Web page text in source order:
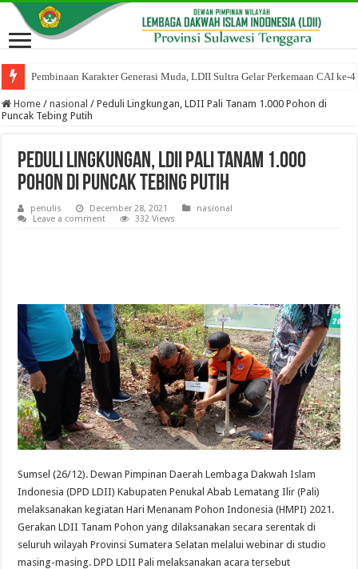
Pembinaan Karakter Generasi Muda, LDII Sultra Gelar Perkemaan CAI ke-
Home / nasional / Peduli Lingkungan, LDII Pali Tanam 1.000 Pohon di
Puncak Tebing Putih
Peduli Lingkungan, LDII Pali Tanam 1.000
Pohon di Puncak Tebing Putih
penulis December 28, 2021
nasional
Leave a comment
332 Views
Sumsel (26/12). Dewan Pimpinan Daerah Lembaga Dakwah Islam
Indonesia (DPD LDII) Kabupaten Penukal Abab Lematang Ilir (Pali)
melaksanakan kegiatan Hari Menanam Pohon Indonesia (HMPI) 2021.
Gerakan LDII Tanam Pohon yang dilaksanakan secara serentak di
seluruh wilayah Provinsi Sumatera Selatan melalui webinar di studio
masing-masing. DPD LDII Pali melaksanakan acara tersebut